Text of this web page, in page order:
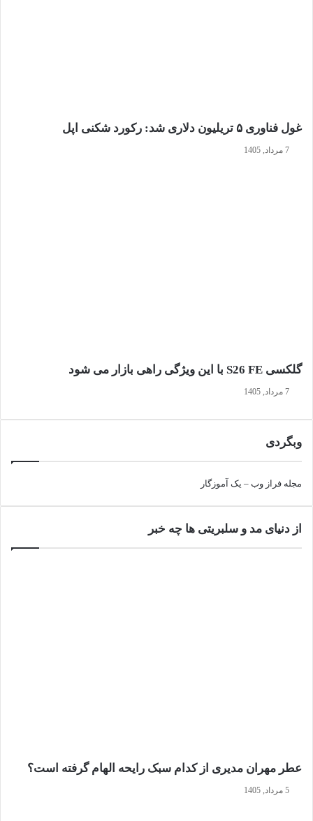
غول فناوری ۵ تریلیون دلاری شد: رکورد شکنی اپل
7 مرداد, 1405
گلکسی S26 FE با این ویژگی راهی بازار می شود
7 مرداد, 1405
وبگردی
مجله فراز وب – یک آموزگار
از دنیای مد و سلبریتی ها چه خبر
عطر مهران مدیری از کدام سبک رایحه الهام گرفته است؟
5 مرداد, 1405